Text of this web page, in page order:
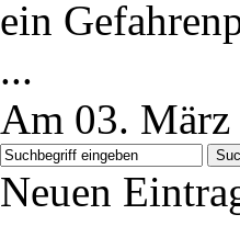
ein
...
Am 03. März
Neuen